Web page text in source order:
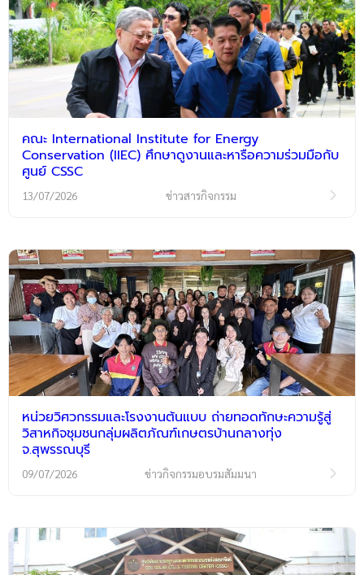
คณะ International Institute for Energy
Conservation (IIEC) ศึกษาดูงานและหารือความร่วมมือกับ
ศูนย์ CSSC
13/07/2026 ข่าวสารกิจกรรม
หน่วยวิศวกรรมและโรงงานต้นแบบ ถ่ายทอดทักษะความรู้สู่
วิสาหกิจชุมชนกลุ่มผลิตภัณฑ์เกษตรบ้านกลางทุ่ง
จ.สุพรรณบุรี
09/07/2026 ข่าวกิจกรรมอบรมสัมมนา